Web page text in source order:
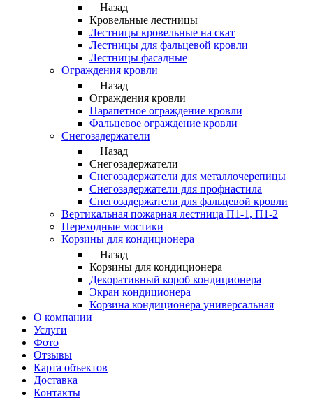
Назад
Кровельные лестницы
Лестницы кровельные на скат
Лестницы для фальцевой кровли
Лестницы фасадные
Ограждения кровли
Назад
Ограждения кровли
Парапетное ограждение кровли
Фальцевое ограждение кровли
Снегозадержатели
Назад
Снегозадержатели
Снегозадержатели для металлочерепицы
Снегозадержатели для профнастила
Снегозадержатели для фальцевой кровли
Вертикальная пожарная лестница П1-1, П1-2
Переходные мостики
Корзины для кондиционера
Назад
Корзины для кондиционера
Декоративный короб кондиционера
Экран кондиционера
Корзина кондиционера универсальная
О компании
Услуги
Фото
Отзывы
Карта объектов
Доставка
Контакты